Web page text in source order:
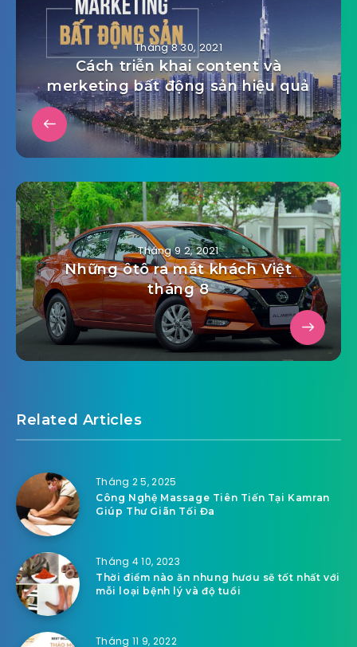
Tháng 8 30, 2021
Cách triễn khai content và
merketing bất động sản hiệu quả
Tháng 9 2, 2021
Những ôtô ra mắt khách Việt
tháng 8
Related Articles
Tháng 2 5, 2025
Công Nghệ Massage Tiên Tiến Tại Kamran
Giúp Thư Giãn Tối Đa
Tháng 4 10, 2023
Thời điểm nào ăn nhung hươu sẽ tốt nhất với
mỗi loại bệnh lý và độ tuổi
Tháng 11 9, 2022